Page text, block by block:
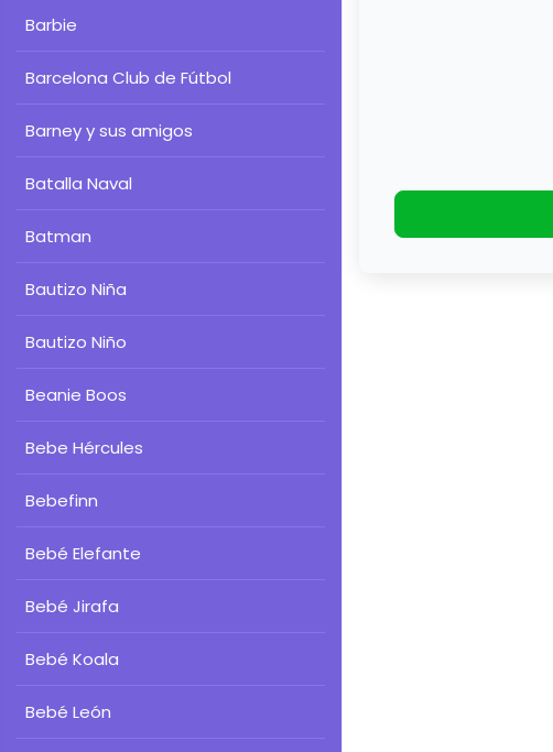
Barbie
Barcelona Club de Fútbol
Barney y sus amigos
Batalla Naval
Batman
Bautizo Niña
Bautizo Niño
Beanie Boos
Bebe Hércules
Bebefinn
Bebé Elefante
Bebé Jirafa
Bebé Koala
Bebé León